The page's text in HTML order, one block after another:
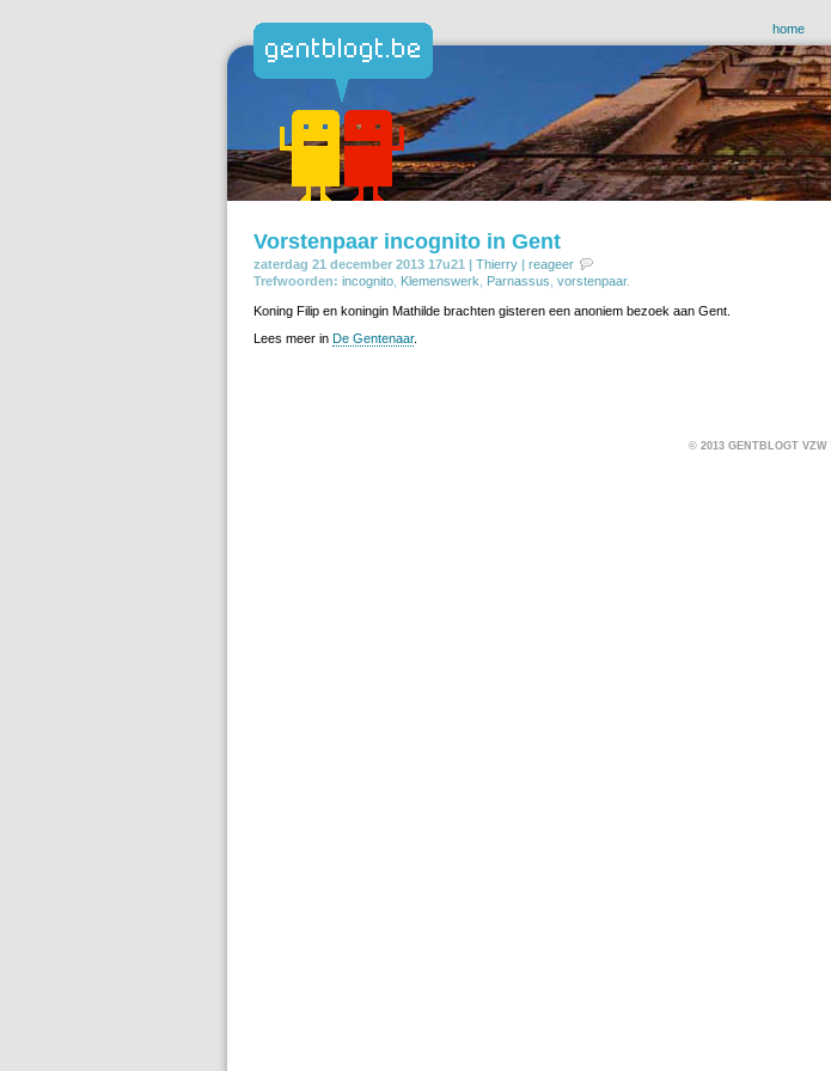
home
Vorstenpaar incognito in Gent
zaterdag 21 december 2013 17u21 | Thierry | reageer
Trefwoorden: incognito Klemenswerk Parnassus vorstenpaar.
Koning Filip en koningin Mathilde brachten gisteren een anoniem bezoek aan Gent.
Lees meer in De Gentenaar.
© 2013 GENTBLOGT VZW